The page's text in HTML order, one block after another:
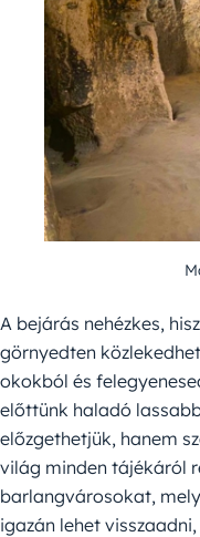
A bejárás nehézkes,
görnyedten
okokból és
előttünk haladó
előzgethetjük, hanem
világ minden tájékáról
barlangvárosokat,
igazán lehet